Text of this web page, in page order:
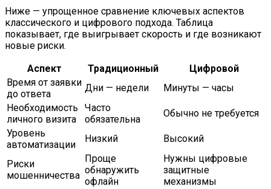
Ниже — упрощенное сравнение ключевых аспектов
классического и цифрового подхода. Таблица
показывает, где выигрывает скорость и где возникают
новые риски.
Аспект
Традиционный
Цифровой
Время от заявки
до ответа
Дни — недели
Минуты — часы
Необходимость
личного визита
Часто
обязательна
Обычно не требуется
Уровень
автоматизации
Низкий Высокий
Риски
мошенничества
Проще
обнаружить
офлайн
Нужны цифровые
защитные
механизмы